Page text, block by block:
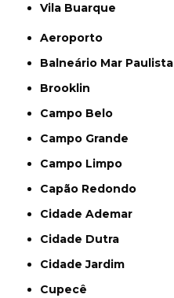
Vila Buarque
Aeroporto
Balneário Mar Paulista
Brooklin
Campo Belo
Campo Grande
Campo Limpo
Capão Redondo
Cidade Ademar
Cidade Dutra
Cidade Jardim
Cupecê